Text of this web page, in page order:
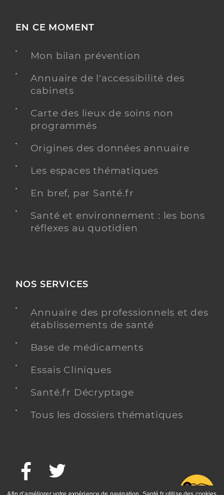
EN CE MOMENT
Mon bilan prévention
Annuaire de l'accessibilité des
cabinets
Carte des lieux de soins non
programmés
Origines des données annuaire
Les espaces thématiques
En bref, par Santé.fr
Santé et environnement : les bons
réflexes au quotidien
NOS SERVICES
Annuaire des professionnels et des
établissements de santé
Base de médicaments
Essais Cliniques
Santé.fr Décryptage
Tous les dossiers thématiques
Facebook